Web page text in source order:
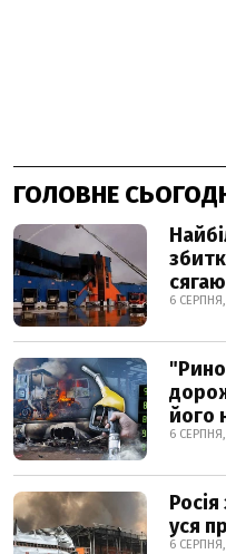
ГОЛОВНЕ
6
його
6
уся
6